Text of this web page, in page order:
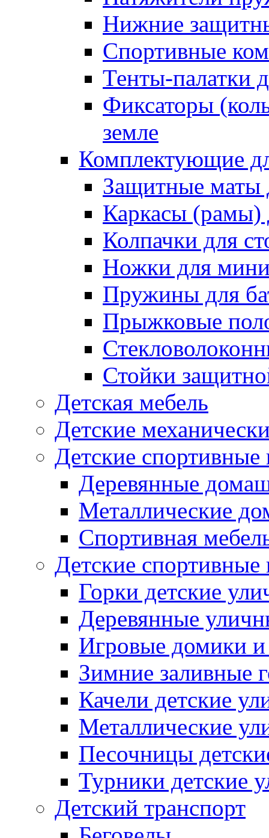
Нижние
Спортивные
Тенты-палатки
Фиксаторы
земле
Комплектующие
Защитные маты
Каркасы (рамы)
Колпачки для
Ножки для
Пружины для
Прыжковые
Стойки
Детская мебель
Детские
Детские
Деревянные
Металлические
Спортивная
Детские
Горки детские
Деревянные
Игровые домики и
Зимние заливные
Качели детские
Металлические
Песочницы
Турники детские
Детский транспорт